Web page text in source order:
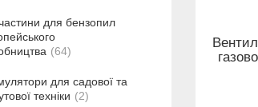
для бензопил
64
для садової та
техніки
2